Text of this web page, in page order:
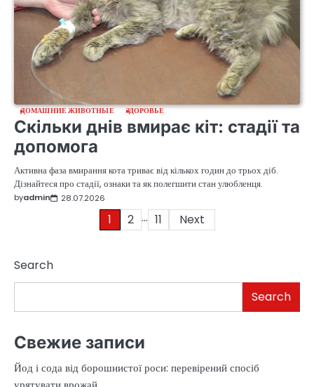
ДОМАШНИЕ ЖИВОТНЫЕ ЗДОРОВЬЕ
Скільки днів вмирає кіт: стадії та
допомога
Активна фаза вмирання кота триває від кількох годин до трьох діб.
Дізнайтеся про стадії, ознаки та як полегшити стан улюбленця.
byadmin 28.07.2026
1 2 … 11 Next
Search
Search
Свежие записи
Йод і сода від борошнистої роси: перевірений спосіб